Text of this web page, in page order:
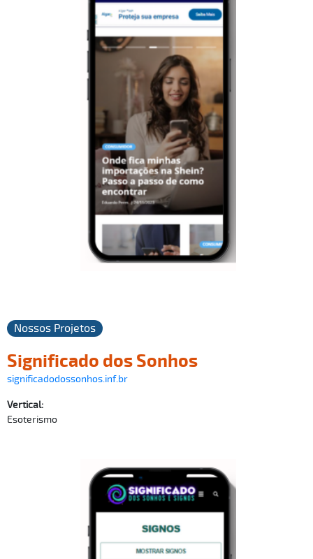
Nossos Projetos
Significado dos Sonhos
significadodossonhos.inf.br
Vertical:
Esoterismo